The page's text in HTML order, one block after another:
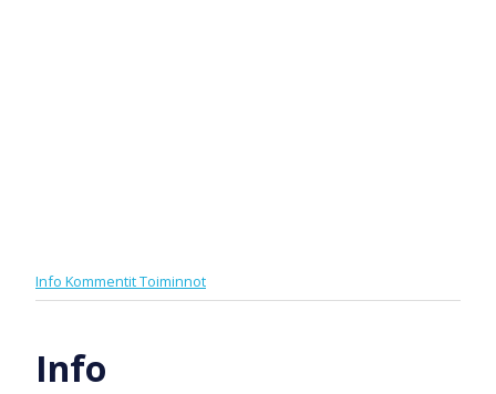
Info KommentitToiminnot
Info